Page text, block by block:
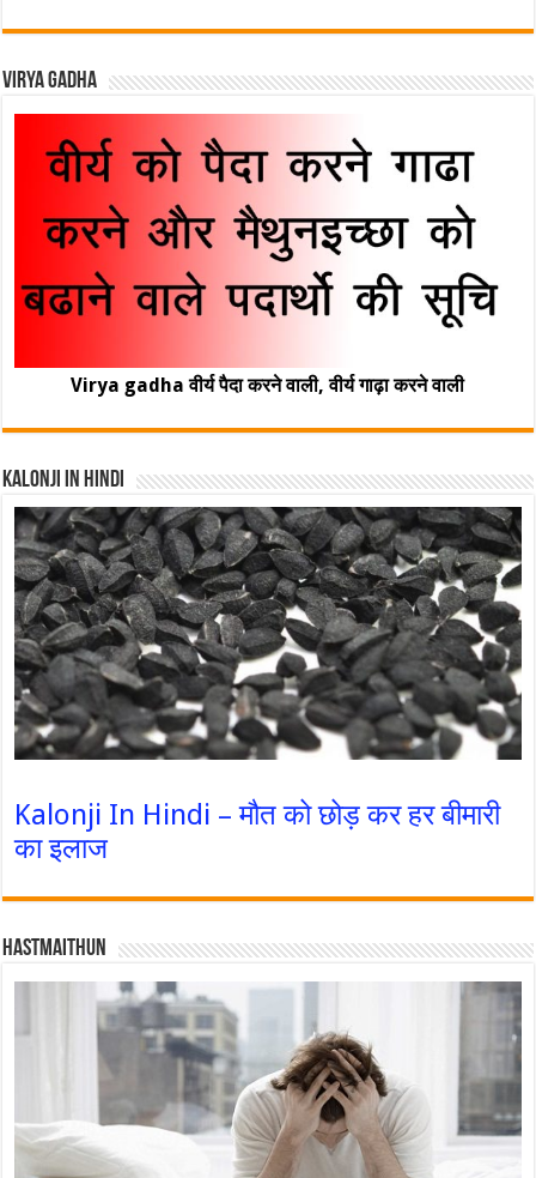
Virya Gadha
Virya gadha वीर्य पैदा करने वाली, वीर्य गाढ़ा करने वाली
Kalonji In Hindi
Kalonji In Hindi – मौत को छोड़ कर हर बीमारी
का इलाज
Hastmaithun